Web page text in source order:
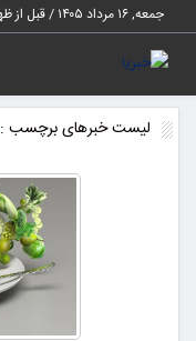
جمعه, ۱۶ مرداد ۱۴۰۵ / قبل از ظهر /
لیست خبرهای برچسب :